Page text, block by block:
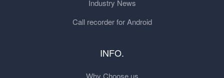
Industry News
Call recorder for Android
INFO.